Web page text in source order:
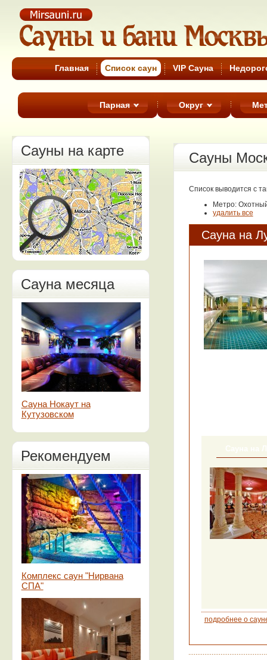
Cауны Москвы
Главная Список cаун VIP Сауна
Парная Округ
Сауны на карте
Сауна месяца
Сауна Нокаут на
Кутузовском
Рекомендуем
Комплекс саун "Нирвана
СПА"
Сауны
Список выводится с
Метро:
удалить все
Сауна на
подробнее о